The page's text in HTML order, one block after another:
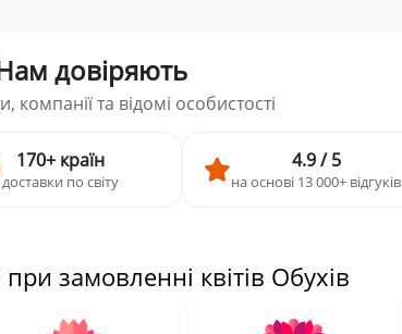
довіряють
компанії та відомі особистості
170+ країн
доставки по світу
4.9 / 5
на основі 13 000+ відгуків
замовленні квітів Обухів